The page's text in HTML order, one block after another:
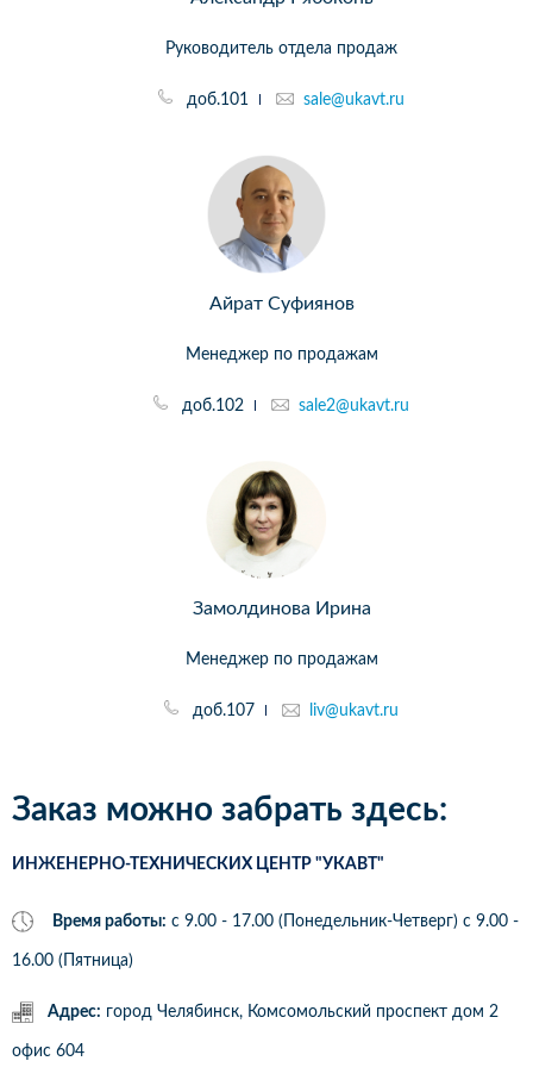
Руководитель отдела продаж
доб.101 sale@ukavt.ru
Айрат Суфиянов
Менеджер по продажам
доб.102 sale2@ukavt.ru
Замолдинова Ирина
Менеджер по продажам
доб.107 liv@ukavt.ru
Заказ можно забрать здесь:
ИНЖЕНЕРНО-ТЕХНИЧЕСКИХ ЦЕНТР "УКАВТ"
Время работы: с 9.00 - 17.00 (Понедельник-Четверг) c 9.00 -
16.00 (Пятница)
Адрес: город Челябинск, Комсомольский проспект дом 2
офис 604